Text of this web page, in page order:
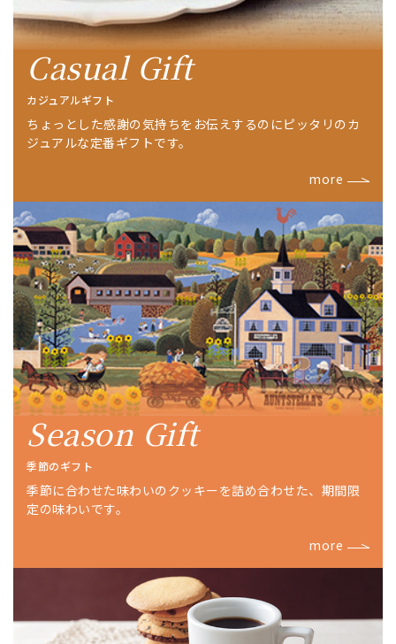
Casual Gift
カジュアルギフト
ちょっとした感謝の気持ちをお伝えするのにピッタリのカ
ジュアルな定番ギフトです。
more
Season Gift
季節のギフト
季節に合わせた味わいのクッキーを詰め合わせた、期間限
定の味わいです。
more